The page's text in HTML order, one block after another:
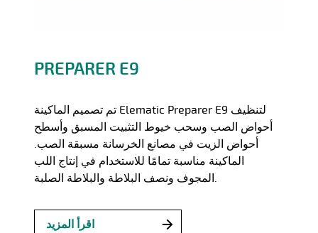
PREPARER E9
تم تصميم الماكينة Elematic Preparer E9 لتنظيف
أحواض الصب وسحب خيوط التثبيت المسبق وأسطح
أحواض الزيت في مصانع الخرسانة مسبقة الصب.
الماكينة مناسبة تمامًا للاستخدام في إنتاج اللب
المجوف ونصف البلاطة والبلاطة الصلبة.
اقرأ المزيد